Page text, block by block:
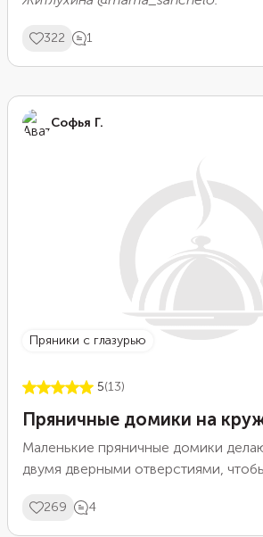
322 1
Софья Г.
пряники с глазурью
5(13)
Пряничные домики на
Маленькие пряничные домики
двумя дверными отверстиями,
самостоятельный десерт или
Замесите пряное тесто, вырежьте
269 4